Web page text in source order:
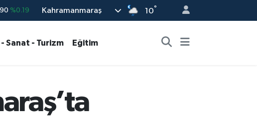
%0.18
%0
%0.19
Kahramanmaraş 10°
Sanat - Turizm Eğitim